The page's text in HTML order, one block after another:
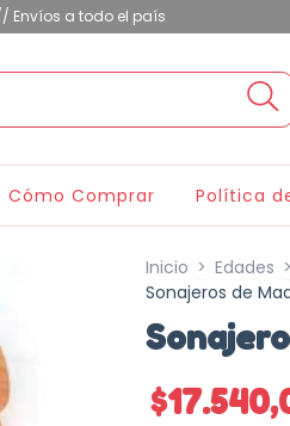
Envíos a todo el país
Cómo Comprar Política
Inicio > Edades >
Sonajeros de